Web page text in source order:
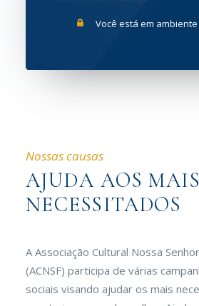
Você está em
Nossas causas
AJUDA AOS MAIS
NECESSITADOS
A Associação Cultural Nossa
(ACNSF) participa de várias
sociais visando ajudar os mais